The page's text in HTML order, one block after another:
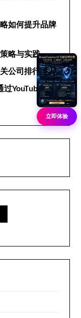
如何提升品牌
略与实践
公司排行榜
YouTube网络
立即体验